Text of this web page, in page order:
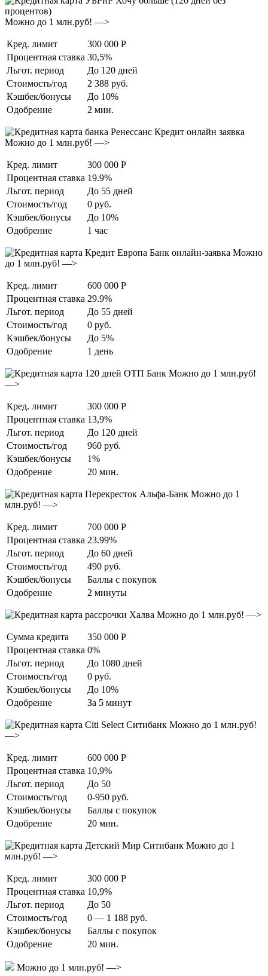
Можно до 1 млн.руб! —>
Кред. лимит
300 000 Р
Процентная ставка 30,5%
Льгот. период
До 120 дней
Стоимость/год
2 388 руб.
Кэшбек/бонусы
До 10%
Одобрение
2 мин.
Можно до 1 млн.руб! —>
Кред. лимит
300 000 Р
Процентная ставка 19.9%
Льгот. период
До 55 дней
Стоимость/год
0 руб.
Кэшбек/бонусы
До 10%
Одобрение
1 час
Можно
до 1 млн.руб! —>
Кред. лимит
600 000 Р
Процентная ставка 29.9%
Льгот. период
До 55 дней
Стоимость/год
0 руб.
Кэшбек/бонусы
До 5%
Одобрение
1 день
Можно до 1 млн.руб!
—>
Кред. лимит
300 000 Р
Процентная ставка 13,9%
Льгот. период
До 120 дней
Стоимость/год
960 руб.
Кэшбек/бонусы
1%
Одобрение
20 мин.
Можно до 1
млн.руб! —>
Кред. лимит
700 000 Р
Процентная ставка 23.99%
Льгот. период
До 60 дней
Стоимость/год
490 руб.
Кэшбек/бонусы
Баллы с покупок
Одобрение
2 минуты
Можно до 1 млн.руб! —>
Сумма кредита
350 000 Р
Процентная ставка 0%
Льгот. период
До 1080 дней
Стоимость/год
0 руб.
Кэшбек/бонусы
До 10%
Одобрение
За 5 минут
Можно до 1 млн.руб!
—>
Кред. лимит
600 000 Р
Процентная ставка 10,9%
Льгот. период
До 50
Стоимость/год
0-950 руб.
Кэшбек/бонусы
Баллы с покупок
Одобрение
20 мин.
Можно до 1
млн.руб! —>
Кред. лимит
300 000 Р
Процентная ставка 10,9%
Льгот. период
До 50
Стоимость/год
0 — 1 188 руб.
Кэшбек/бонусы
Баллы с покупок
Одобрение
20 мин.
Можно до 1 млн.руб! —>